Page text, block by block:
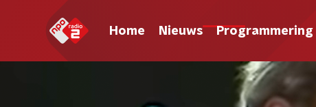
Home Nieuws Programmering